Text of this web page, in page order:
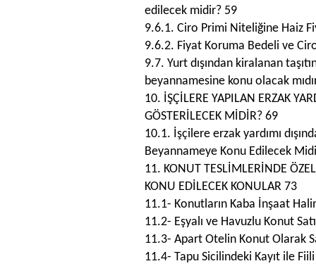
edilecek midir? 59
9.6.1. Ciro Primi Niteliğine Haiz
9.6.2. Fiyat Koruma Bedeli ve
9.7. Yurt dışından kiralanan
beyannamesine konu olacak
10. İŞÇİLERE YAPILAN ERZAK
GÖSTERİLECEK MİDİR? 69
10.1. İşçilere erzak yardımı
Beyannameye Konu Edilecek
11. KONUT TESLİMLERİNDE
KONU EDİLECEK KONULAR 73
11.1- Konutların Kaba İnşaat
11.2- Eşyalı ve Havuzlu Konut
11.3- Apart Otelin Konut Olarak
11.4- Tapu Sicilindeki Kayıt ile Fiili